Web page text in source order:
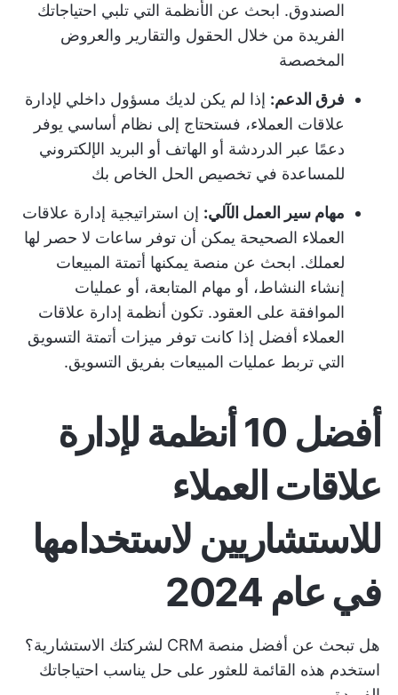
الصندوق. ابحث عن الأنظمة التي تلبي احتياجاتك
الفريدة من خلال الحقول والتقارير والعروض
المخصصة
فرق الدعم: إذا لم يكن لديك مسؤول داخلي لإدارة
علاقات العملاء، فستحتاج إلى نظام أساسي يوفر
دعمًا عبر الدردشة أو الهاتف أو البريد الإلكتروني
للمساعدة في تخصيص الحل الخاص بك
مهام سير العمل الآلي: إن استراتيجية إدارة علاقات
العملاء الصحيحة يمكن أن توفر ساعات لا حصر لها
لعملك. ابحث عن منصة يمكنها أتمتة المبيعات
إنشاء النشاط، أو مهام المتابعة، أو عمليات
الموافقة على العقود. تكون أنظمة إدارة علاقات
العملاء أفضل إذا كانت توفر ميزات أتمتة التسويق
التي تربط عمليات المبيعات بفريق التسويق.
أفضل 10 أنظمة لإدارة
علاقات العملاء
للاستشاريين لاستخدامها
في عام 2024
هل تبحث عن أفضل منصة CRM لشركتك الاستشارية؟
استخدم هذه القائمة للعثور على حل يناسب احتياجاتك